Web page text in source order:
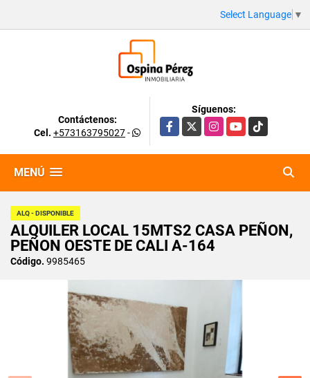
Select Language ▼
Contáctenos:
Cel. +573163795027-
Síguenos:
Facebook
X InstagramYouTubeTikTok
MENÚ
ALQ - DISPONIBLE
ALQUILER LOCAL 15MTS2 CASA PEÑON,
PEÑON OESTE DE CALI A-164
Código. 9985465